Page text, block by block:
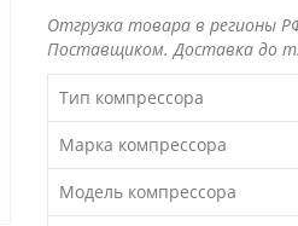
Отгрузка товара в регионы
Поставщиком. Доставка до
Тип компрессора
Марка компрессора
Модель компрессора